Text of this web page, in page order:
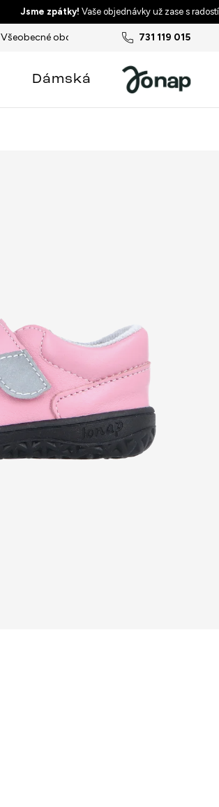
Jsme zpátky! Vaše objednávky už zase s
731 119 015
Všeobecné obchodní podmínky
Dámská